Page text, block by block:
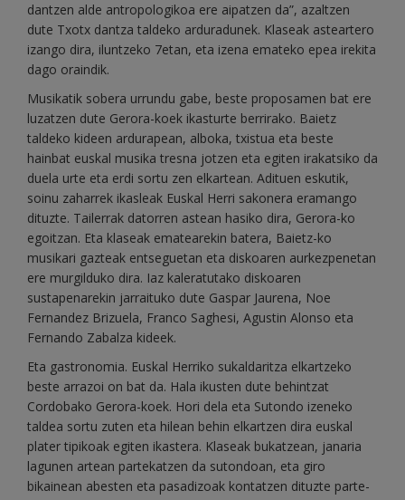
dantzen alde antropologikoa ere aipatzen da”, azaltzen
dute Txotx dantza taldeko arduradunek. Klaseak asteartero
izango dira, iluntzeko 7etan, eta izena emateko epea irekita
dago oraindik.
Musikatik sobera urrundu gabe, beste proposamen bat ere
luzatzen dute Gerora-koek ikasturte berrirako. Baietz
taldeko kideen ardurapean, alboka, txistua eta beste
hainbat euskal musika tresna jotzen eta egiten irakatsiko da
duela urte eta erdi sortu zen elkartean. Adituen eskutik,
soinu zaharrek ikasleak Euskal Herri sakonera eramango
dituzte. Tailerrak datorren astean hasiko dira, Gerora-ko
egoitzan. Eta klaseak ematearekin batera, Baietz-ko
musikari gazteak entseguetan eta diskoaren aurkezpenetan
ere murgilduko dira. Iaz kaleratutako diskoaren
sustapenarekin jarraituko dute Gaspar Jaurena, Noe
Fernandez Brizuela, Franco Saghesi, Agustin Alonso eta
Fernando Zabalza kideek.
Eta gastronomia. Euskal Herriko sukaldaritza elkartzeko
beste arrazoi on bat da. Hala ikusten dute behintzat
Cordobako Gerora-koek. Hori dela eta Sutondo izeneko
taldea sortu zuten eta hilean behin elkartzen dira euskal
plater tipikoak egiten ikastera. Klaseak bukatzean, janaria
lagunen artean partekatzen da sutondoan, eta giro
bikainean abesten eta pasadizoak kontatzen dituzte parte-